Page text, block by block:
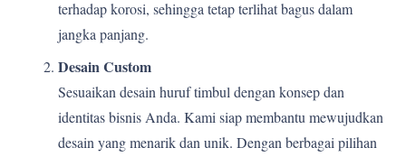
terhadap korosi, sehingga tetap terlihat bagus dalam
jangka panjang.
Desain Custom
Sesuaikan desain huruf timbul dengan konsep dan
identitas bisnis Anda. Kami siap membantu mewujudkan
desain yang menarik dan unik. Dengan berbagai pilihan